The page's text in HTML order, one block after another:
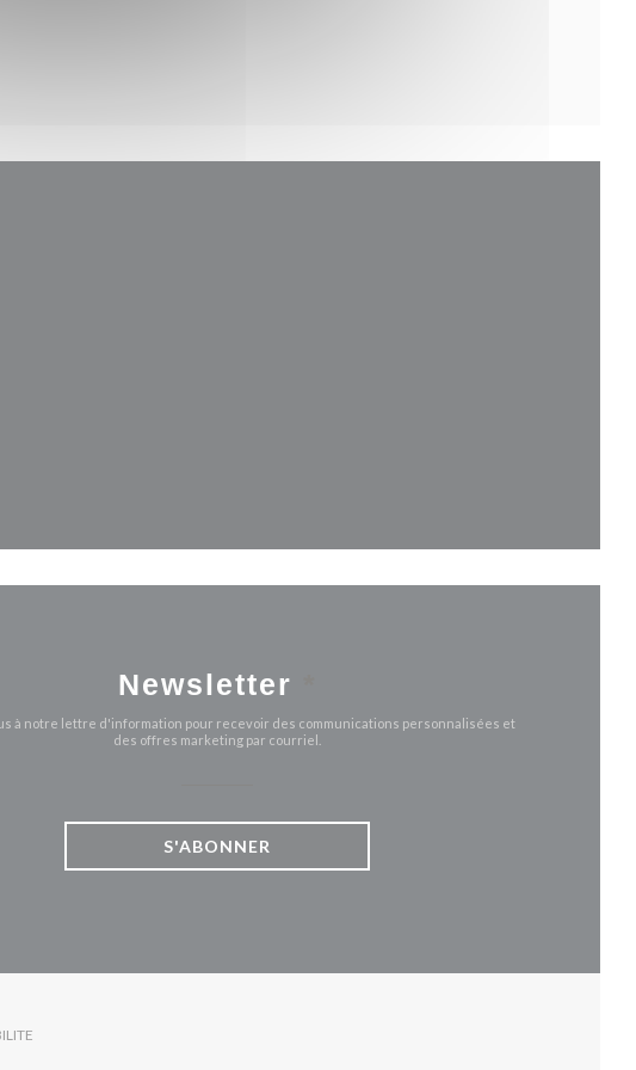
nouvelle fenêtre))
Newsletter
à notre lettre d'information pour recevoir des communications personnalisées et
des offres marketing par courriel.
S'ABONNER
FENÊTRE))
UNE NOUVELLE FENÊTRE))